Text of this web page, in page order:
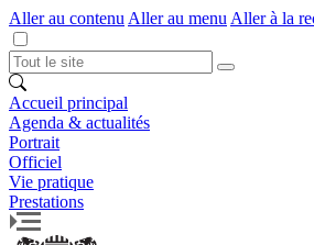
Aller au contenu Aller au menu Aller à la
Accueil principal
Agenda & actualités
Portrait
Officiel
Vie pratique
Prestations